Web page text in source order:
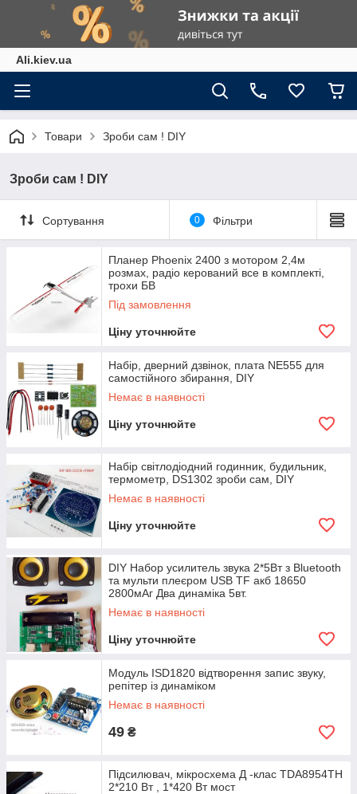
Ali.kiev.ua
Товари Зроби сам ! DIY
Зроби сам ! DIY
Сортування 0 Фільтри
Планер Phoenix 2400 з мотором 2,4м
розмах, радіо керований все в комплекті,
трохи БВ
Під замовлення
Ціну уточнюйте
Набір, дверний дзвінок, плата NE555 для
самостійного збирання, DIY
Немає в наявності
Ціну уточнюйте
Набір світлодіодний годинник, будильник,
термометр, DS1302 зроби сам, DIY
Немає в наявності
Ціну уточнюйте
DIY Набор усилитель звука 2*5Вт з Bluetooth
та мульти плеєром USB TF акб 18650
2800мАг Два динаміка 5вт.
Немає в наявності
Ціну уточнюйте
Модуль ISD1820 відтворення запис звуку,
репітер із динаміком
Немає в наявності
49 ₴
Підсилювач, мікросхема Д -клас TDA8954TH
2*210 Вт , 1*420 Вт мост